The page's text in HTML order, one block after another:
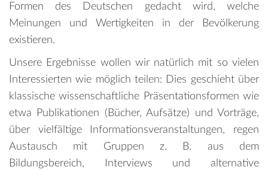
Formen des Deutschen gedacht wird, welche
Meinungen und Wertigkeiten in der Bevölkerung
existieren.
Unsere Ergebnisse wollen wir natürlich mit so vielen
Interessierten wie möglich teilen: Dies geschieht über
klassische wissenschaftliche Präsentationsformen wie
etwa Publikationen (Bücher, Aufsätze) und Vorträge,
über vielfältige Informationsveranstaltungen, regen
Austausch mit Gruppen z. B. aus dem
Bildungsbereich, Interviews und alternative